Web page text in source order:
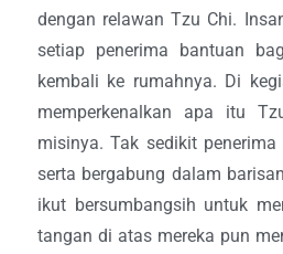
dengan relawan Tzu Chi.
setiap penerima bantuan
kembali ke rumahnya. Di
memperkenalkan apa itu
misinya. Tak sedikit
serta bergabung dalam
ikut bersumbangsih untuk
tangan di atas mereka pun